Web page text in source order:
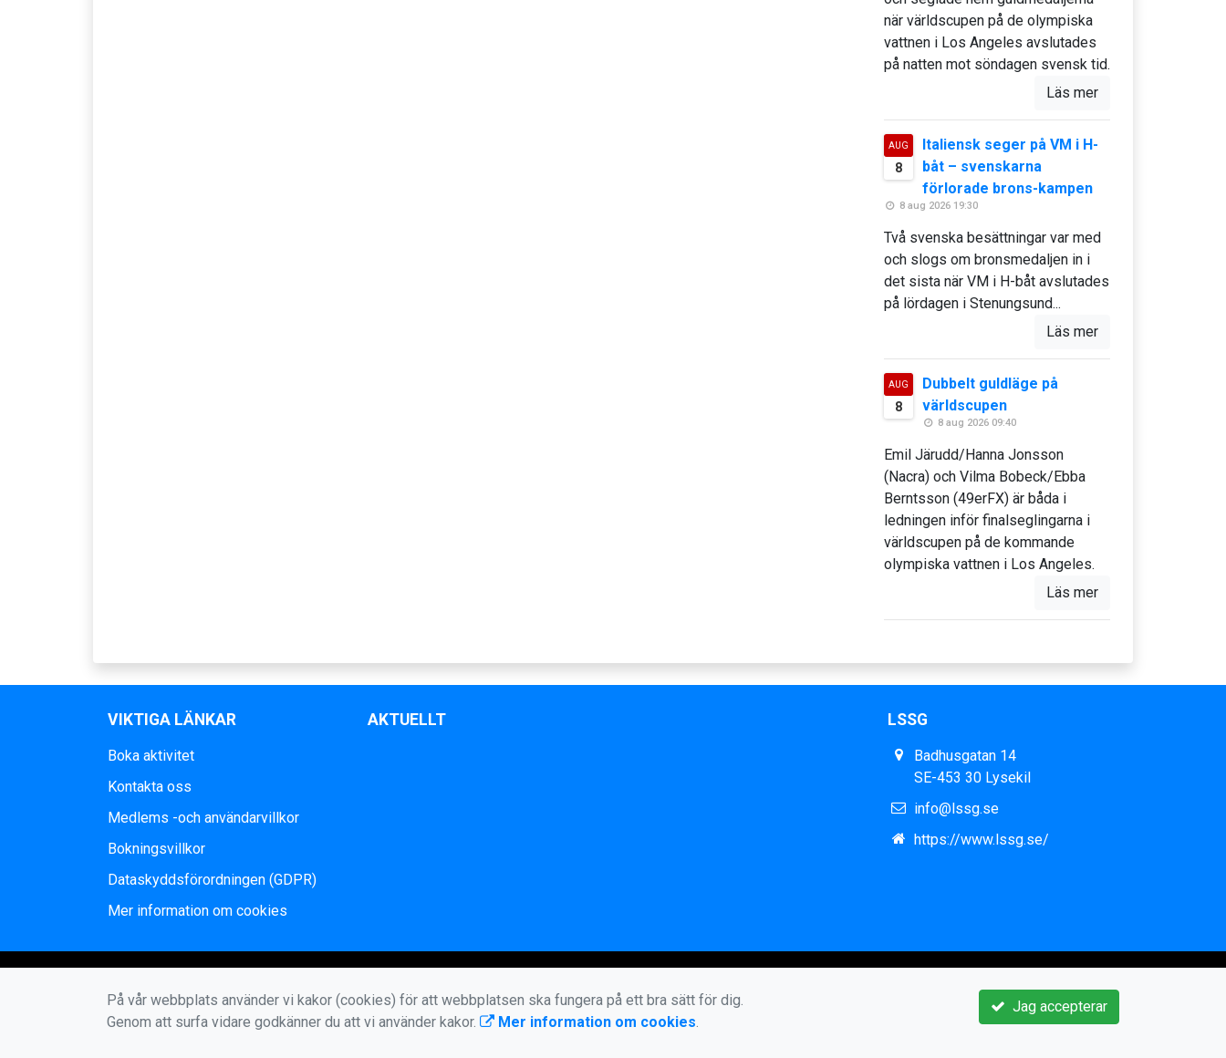
när världscupen på de olympiska
vattnen i Los Angeles avslutades
på natten mot söndagen svensk tid.
Läs mer
AUG
8
Italiensk seger på VM i H-
båt – svenskarna
förlorade brons-kampen
8 aug 2026 19:30
Två svenska besättningar var med
och slogs om bronsmedaljen in i
det sista när VM i H-båt avslutades
på lördagen i Stenungsund...
Läs mer
AUG
8
Dubbelt guldläge på
världscupen
8 aug 2026 09:40
Emil Järudd/Hanna Jonsson
(Nacra) och Vilma Bobeck/Ebba
Berntsson (49erFX) är båda i
ledningen inför finalseglingarna i
världscupen på de kommande
olympiska vattnen i Los Angeles.
Läs mer
VIKTIGA LÄNKAR
Boka aktivitet
Kontakta oss
Medlems -och användarvillkor
Bokningsvillkor
Dataskyddsförordningen (GDPR)
Mer information om cookies
AKTUELLT LSSG
Badhusgatan 14
SE-453 30 Lysekil
info@lssg.se
https://www.lssg.se/
Jag accepterar
På vår webbplats använder vi kakor (cookies) för att webbplatsen ska fungera på ett bra sätt för dig.
Genom att surfa vidare godkänner du att vi använder kakor.
Mer information om cookies.